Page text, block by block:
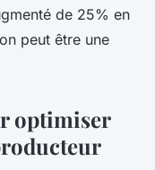
de 25% en
peut être une
optimiser